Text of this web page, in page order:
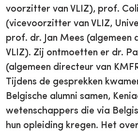
voorzitter van VLIZ), prof.
(vicevoorzitter van VLIZ,
prof. dr. Jan Mees (algemeen
VLIZ). Zij ontmoetten er dr.
(algemeen directeur van
Tijdens de gesprekken
Belgische alumni samen,
wetenschappers die via
hun opleiding kregen. Het